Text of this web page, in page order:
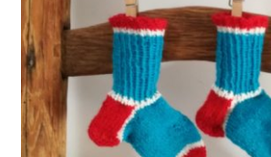
Karten
Über Strickstrümpfchen
Service